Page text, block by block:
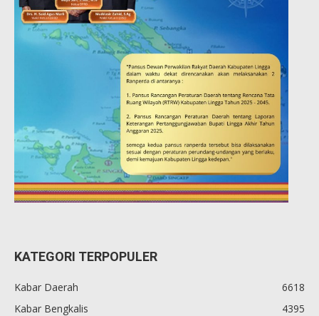
KATEGORI TERPOPULER
Kabar Daerah
6618
Kabar Bengkalis
4395